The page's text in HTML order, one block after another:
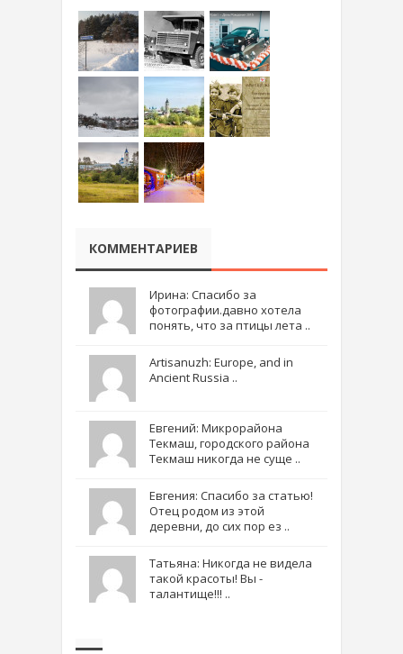
КОММЕНТАРИЕВ
Ирина: Спасибо за
фотографии.давно хотела
понять, что за птицы лета ..
Artisanuzh: Europe, and in
Ancient Russia ..
Евгений: Микрорайона
Текмаш, городского района
Текмаш никогда не суще ..
Евгения: Спасибо за статью!
Отец родом из этой
деревни, до сих пор ез ..
Татьяна: Никогда не видела
такой красоты! Вы -
талантище!!! ..